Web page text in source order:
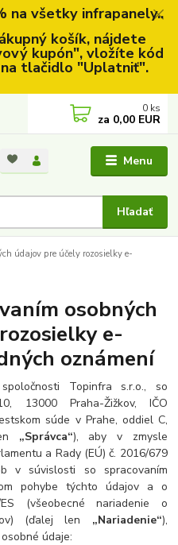
na všetky infrapanely..
košík, nájdete
kupón", vložíte kód
tlačidlo "Uplatniť".
Menu
Hľadať
0 ks
za 0,00 EUR
údajov pre účely rozosielky e-
osobných
e-
oznámení
Topinfra s.r.o., so
13000 Praha-Žižkov, IČO
súde v Prahe, oddiel C,
„Správca“), aby v zmysle
a Rady (EÚ) č. 2016/679
v súvislosti so spracovaním
pohybe týchto údajov a o
(všeobecné nariadenie o
(ďalej len „Nariadenie“),
údaje: